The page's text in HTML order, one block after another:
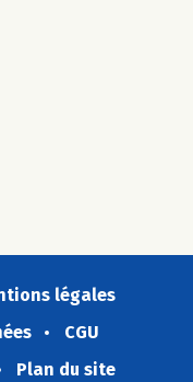
légales
CGU
Plan du site